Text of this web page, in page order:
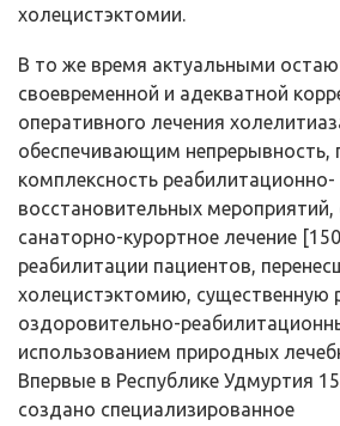
холецистэктомии.
В то же время актуальными
своевременной и адекватной
оперативного лечения
обеспечивающим непрерывность,
комплексность реабилитационно-
восстановительных мероприятий,
санаторно-курортное лечение
реабилитации пациентов,
холецистэктомию, существенную
оздоровительно-
использованием природных
Впервые в Республике Удмуртия
создано специализированное